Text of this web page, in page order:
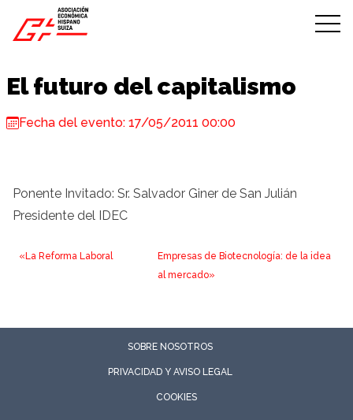
Skip to content
El futuro del capitalismo
Fecha del evento: 17/05/2011 00:00
Ponente Invitado: Sr. Salvador Giner de San Julián
Presidente del IDEC
«La Reforma Laboral
Empresas de Biotecnología: de la idea
al mercado»
SOBRE NOSOTROS
PRIVACIDAD Y AVISO LEGAL
COOKIES